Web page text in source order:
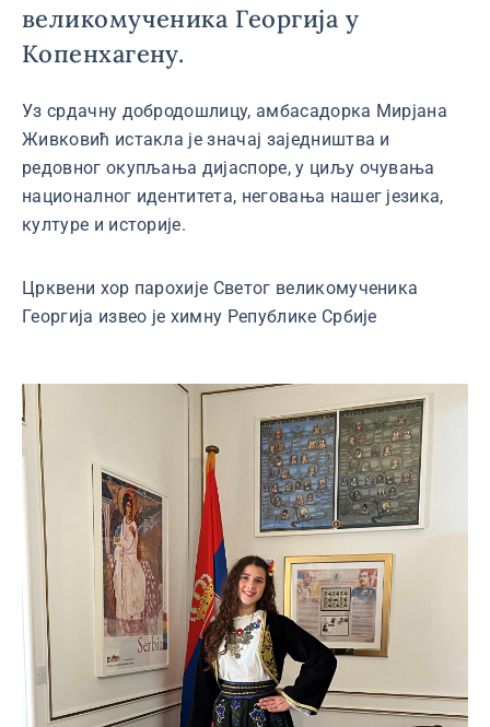
великомученика Георгија у
Копенхагену.
Уз срдачну добродошлицу, амбасадорка Мирјана
Живковић истакла је значај заједништва и
редовног окупљања дијаспоре, у циљу очувања
националног идентитета, неговања нашег језика,
културе и историје.
Црквени хор парохије Светог великомученика
Георгија извео је химну Републике Србије